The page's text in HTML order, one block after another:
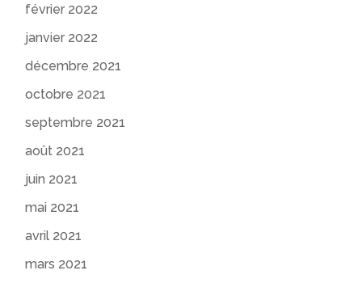
février 2022
janvier 2022
décembre 2021
octobre 2021
septembre 2021
août 2021
juin 2021
mai 2021
avril 2021
mars 2021